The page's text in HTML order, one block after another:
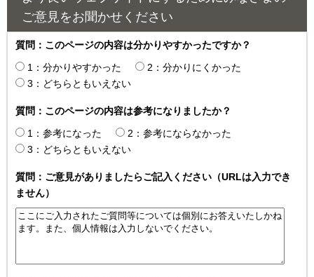
ご意見をお聞かせください
質問：このページの内容は分かりやすかったですか？
1：分かりやすかった
2：分かりにくかった
3：どちらともいえない
質問：このページの内容は参考になりましたか？
1：参考になった
2：参考にならなかった
3：どちらともいえない
質問：ご意見がありましたらご記入ください（URLは入力でき
ません）